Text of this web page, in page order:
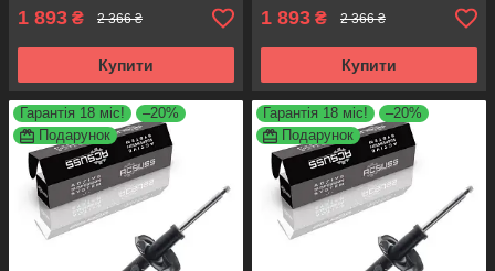
1 893 ₴ 2 366 ₴
Купити
1 893 ₴ 2 366 ₴
Купити
Гарантія 18 міс!
–20%
Подарунок
Гарантія 18 міс!
–20%
Подарунок